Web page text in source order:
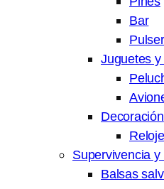
Bar
Juguetes
Decoración
Supervivencia
Balsas